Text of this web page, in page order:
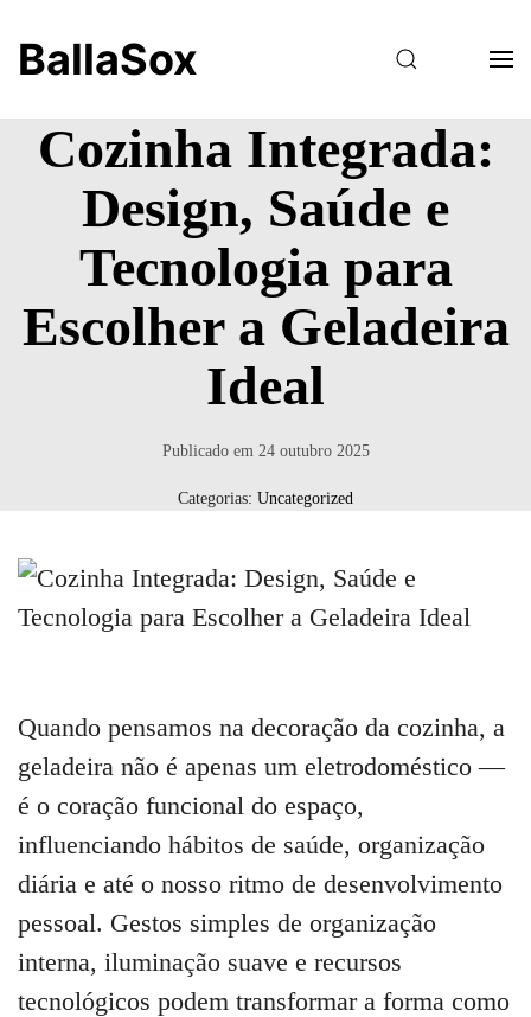
BallaSox
Cozinha Integrada:
Design, Saúde e
Tecnologia para
Escolher a Geladeira
Ideal
Publicado em 24 outubro 2025
Categorias: Uncategorized
Quando pensamos na decoração da cozinha, a
geladeira não é apenas um eletrodoméstico —
é o coração funcional do espaço,
influenciando hábitos de saúde, organização
diária e até o nosso ritmo de desenvolvimento
pessoal. Gestos simples de organização
interna, iluminação suave e recursos
tecnológicos podem transformar a forma como